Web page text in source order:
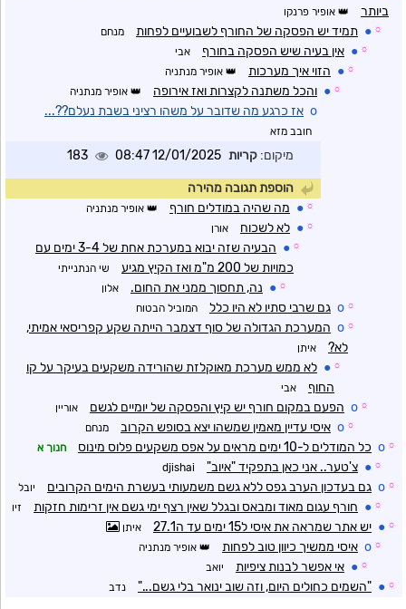
ביותר
אופיר פרנקו
☼
● תמיד יש הפסקה של החורף לשבועיים לפחות מנחם
☼
● אין בעיה שיש הפסקה בחורף אבי
☼
● הזוי איך מערכות אופיר מנתניה
☼
● והכל משתנה לקצרות ואז אירופה אופיר מנתניה
o אז כרגע מה שדובר על משהו רציני בשבת נעלם??...
חובב מזא
מיקום: קריות 12/01/2025 08:47
183
הוספת תגובה מהירה
☼
● מה שהיה במודלים חורף אופיר מנתניה
☼
● לא לשכוח אורן
☼
●
הבעיה שזה יבוא במערכת אחת של 3-4 ימים עם
כמויות של 200 מ"מ ואז הקיץ מגיע
שי הנתנייתי
☼
● נה, תחסוך ממני את החום. אלון
☼
o גם שרבי סתיו לא היו כלל המוביל הבטוח
☼
o המערכת הגדולה של סוף דצמבר הייתה שקע קפריסאי אמיתי,
לא?
איתן
☼
● לא ממש מערכת מאוקלזת שהורידה משקעים בעיקר על קו
החוף
אבי
☼
o הפעם במקום חורף יש קיץ והפסקה של יומיים לגשם אוריין
☼
o איסי עדיין מאמין שמשהו יצא בסופש הקרוב מנחם
☼
o כל המודלים ל-10 ימים מראים על אפס משקעים פלוס מינוס חנוך א
☼
● צ'טער.. אני כאן בתפקיד "איוב" djishai
☼
o גם בעדכון הערב גפס ללא גשם משמעותי בעשרת הימים הקרובים יובל
☼
● חורף עגום מאוד ומבאס ובגלל שאין רצף ימי גשם אין זרימות חזקות זיו
☼
● יש אתר שמראה את איסי ל15 ימים עד ה27.1 איתן
☼
o איסי ממשיך כיוון טוב לפחות אופיר מנתניה
☼
● אי אפשר לבנות ציפיות יואב
☼
● "השמים כחולים היום, וזה שוב ינואר בלי גשם..." נדב